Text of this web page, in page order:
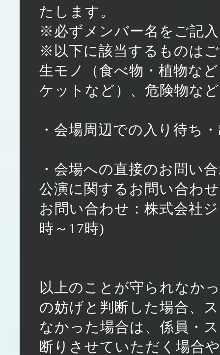
たします。
※必ずメンバー名をご記
※以下に該当するものは
生モノ（食べ物・植物な
ケットなど）、危険物など
・会場周辺での入り待ち
・会場への直接のお問い
公演に関するお問い合わ
お問い合わせ：株式会社
時～17時)
以上のことが守られなか
の妨げと判断した場合、
なかった場合は、係員・
断りさせていただく場合